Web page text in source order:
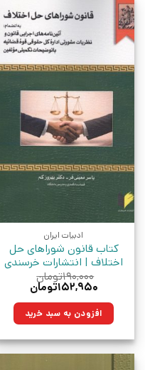
ادبیات ایران
کتاب قانون شوراهای حل
اختلاف | انتشارات خرسندی
۱۹۰,۰۰۰تومان
قیمت
۱۹۰,۰۰۰تومان
بود.
۱۵۲,۹۵۰تومان
۱۵۲,۹۵۰تومان.افزودن به سبد خرید